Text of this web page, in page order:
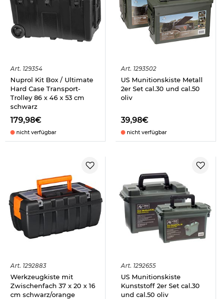
Art. 129354
Nuprol Kit Box / Ultimate
Hard Case Transport-
Trolley 86 x 46 x 53 cm
schwarz
179,98€
nicht verfügbar
Art. 1293502
US Munitionskiste Metall
2er Set cal.30 und cal.50
oliv
39,98€
nicht verfügbar
Art. 1292883
Werkzeugkiste mit
Zwischenfach 37 x 20 x 16
cm schwarz/orange
Art. 1292655
US Munitionskiste
Kunststoff 2er Set cal.30
und cal.50 oliv